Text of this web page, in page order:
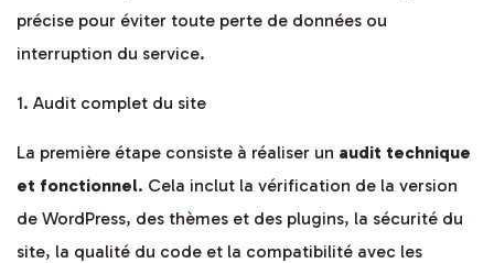
précise pour éviter toute perte de données ou
interruption du service.
1. Audit complet du site
La première étape consiste à réaliser un audit technique
et fonctionnel. Cela inclut la vérification de la version
de WordPress, des thèmes et des plugins, la sécurité du
site, la qualité du code et la compatibilité avec les